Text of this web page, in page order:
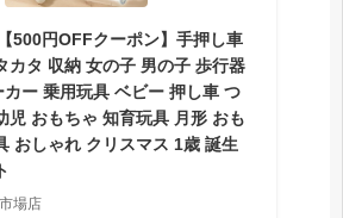
500円OFFクーポン】手押し車
カタ 収納 女の子 男の子 歩行器
ー 乗用玩具 ベビー 押し車 つ
児 おもちゃ 知育玩具 月形 おも
おしゃれ クリスマス 1歳 誕生
場店